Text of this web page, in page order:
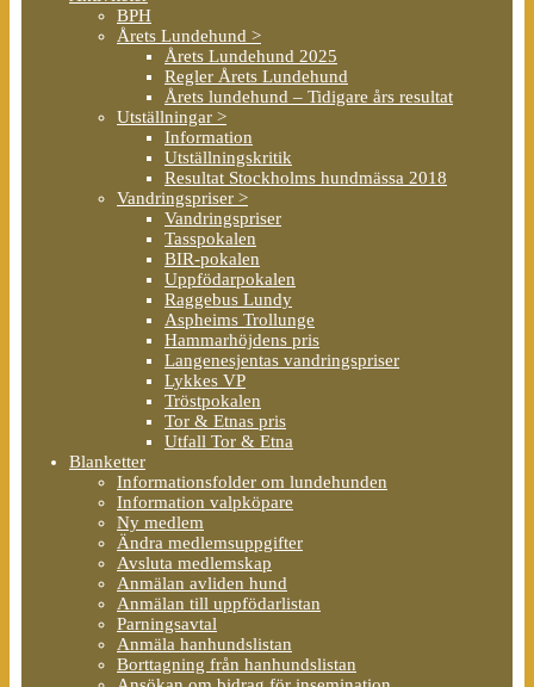
BPH
Årets Lundehund >
Årets Lundehund 2025
Regler Årets Lundehund
Årets lundehund – Tidigare års resultat
Utställningar >
Information
Utställningskritik
Resultat Stockholms hundmässa 2018
Vandringspriser >
Vandringspriser
Tasspokalen
BIR-pokalen
Uppfödarpokalen
Raggebus Lundy
Aspheims Trollunge
Hammarhöjdens pris
Langenesjentas vandringspriser
Lykkes VP
Tröstpokalen
Tor & Etnas pris
Utfall Tor & Etna
Blanketter
Informationsfolder om lundehunden
Information valpköpare
Ny medlem
Ändra medlemsuppgifter
Avsluta medlemskap
Anmälan avliden hund
Anmälan till uppfödarlistan
Parningsavtal
Anmäla hanhundslistan
Borttagning från hanhundslistan